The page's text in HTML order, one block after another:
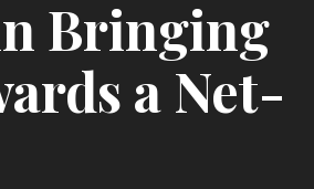
Bringing
a Net-